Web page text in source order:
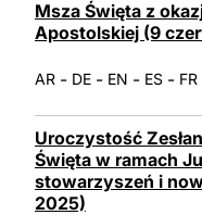
Msza Święta z
Apostolskiej (9
AR - DE - EN - ES - FR
Uroczystość
Święta w ramach
stowarzyszeń i
2025)